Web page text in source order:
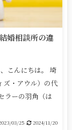
婚相談所の違
こんにちは。 埼
・アウル）の代
ラーの羽角（は
03/25 2024/11/20